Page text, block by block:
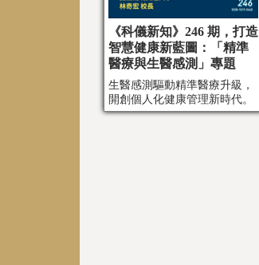
《科儀新知》246 期，打造
智慧健康新藍圖：「精準
醫療與生醫感測」專題
生醫感測驅動精準醫療升級，
開創個人化健康管理新時代。